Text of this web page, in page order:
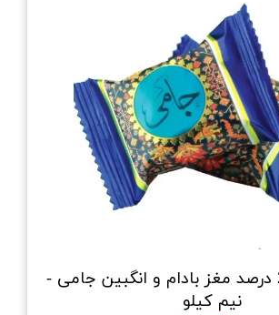
گز فله لقمه 28 درصد مغز بادام و انگبین جامی -
نیم کیلو